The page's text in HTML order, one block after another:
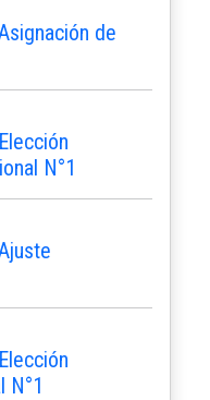
de
N°1
N°1